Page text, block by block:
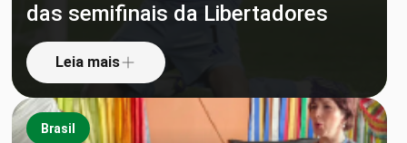
das semifinais da Libertadores
Leia mais
Brasil